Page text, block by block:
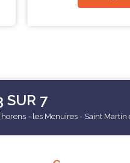
SUR 7
- les Menuires - Saint